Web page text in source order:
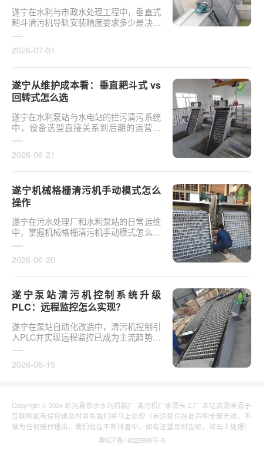
遂宁在水利与市政水处理工程中，垂直式
耙斗清污机导轨安装精度要求多少是决定
设备运行平稳性的核心**。导轨作为耙斗
2026-07-01
遂宁从维护成本看：垂直耙斗式 vs
回转式怎么选
遂宁在水利泵站与水电站的拦污清污系统
中，设备选型直接关系到后期的运营开
支。探讨从维护成本看：垂直耙斗式 vs
2026-06-21
遂宁机械格栅清污机手动模式怎么
操作
遂宁在污水处理厂和水利泵站的日常运维
中，掌握机械格栅清污机手动模式怎么操
作是保障设备稳定运行的基础环节。以某
2026-06-20
遂宁泵站清污机控制系统升级
PLC：远程监控怎么实现？
遂宁在泵站自动化改造中，清污机控制引
入PLC并实现远程监控已成为主流趋势。
传统清污机多采用继电器硬接线，无法实
2026-06-15
Copyright © 2024 新河县依水水利机械厂 清污机厂家源头工厂 本站资源来源于
互联网如有侵权请及时联系我们将马上处理（另违禁词在此声明全部无效，不
做为任何赔付理由，我们也在不断排查中，如有还望及时告知，将马上处理）
冀ICP备18025995号-5